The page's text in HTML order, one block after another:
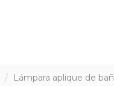
Lámpara aplique de